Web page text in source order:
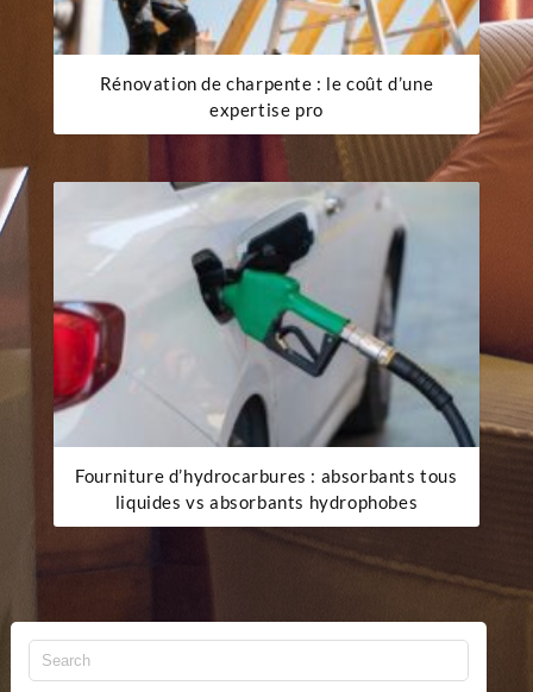
Rénovation de charpente : le coût d’une
expertise pro
Fourniture d’hydrocarbures : absorbants tous
liquides vs absorbants hydrophobes